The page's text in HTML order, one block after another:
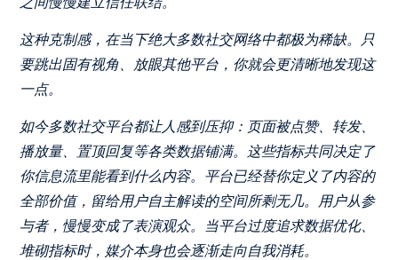
这种克制感，在当下绝大多数社交网络中都极为稀缺。只
要跳出固有视角、放眼其他平台，你就会更清晰地发现这
一点。
如今多数社交平台都让人感到压抑：页面被点赞、转发、
播放量、置顶回复等各类数据铺满。这些指标共同决定了
你信息流里能看到什么内容。平台已经替你定义了内容的
全部价值，留给用户自主解读的空间所剩无几。用户从参
与者，慢慢变成了表演观众。当平台过度追求数据优化、
堆砌指标时，媒介本身也会逐渐走向自我消耗。